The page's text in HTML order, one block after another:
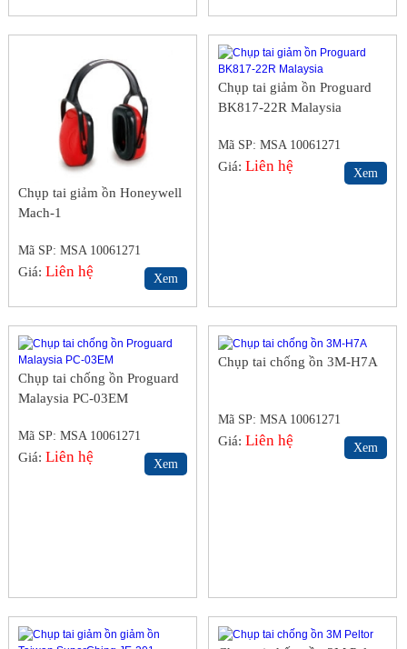
Chụp tai giảm ồn Honeywell
Mach-1
Mã SP: MSA 10061271
Giá:Liên hệ Xem
Chụp tai giảm ồn Proguard
BK817-22R Malaysia
Mã SP: MSA 10061271
Giá:Liên hệ Xem
Chụp tai chống ồn Proguard
Malaysia PC-03EM
Mã SP: MSA 10061271
Giá:Liên hệ Xem
Chụp tai chống ồn 3M-H7A
Mã SP: MSA 10061271
Giá:Liên hệ Xem